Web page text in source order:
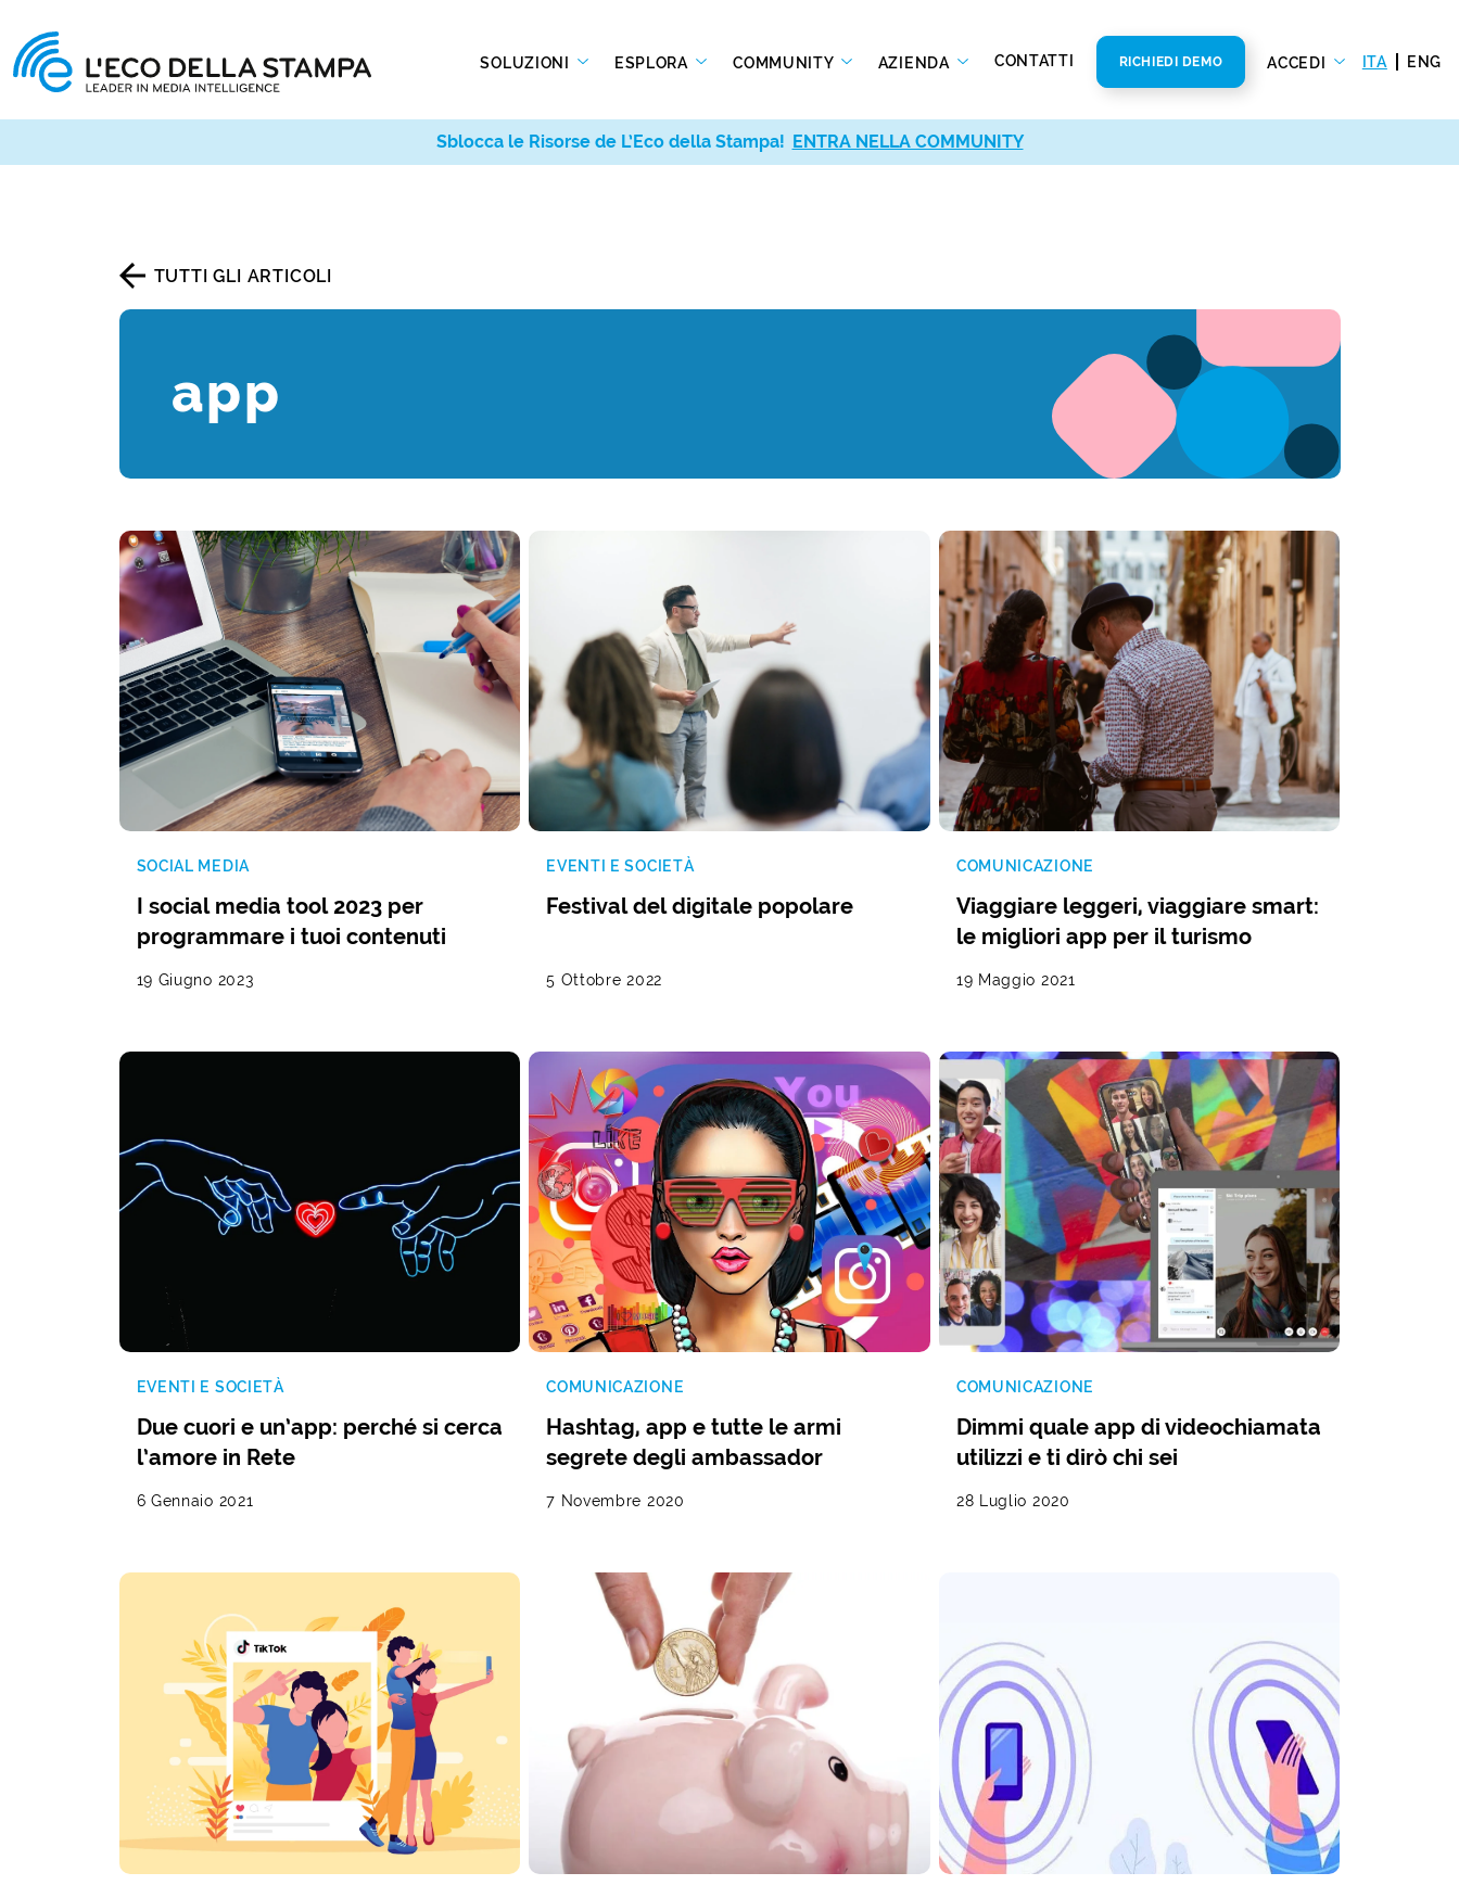
SOLUZIONI ESPLORA COMMUNITY AZIENDA CONTATTI RICHIEDI DEMO ACCEDI ITA ENG
TUTTI GLI ARTICOLI
app
SOCIAL MEDIA
I social media tool 2023 per
programmare i tuoi contenuti
19 Giugno 2023
EVENTI E SOCIETÀ
Festival del digitale popolare
5 Ottobre 2022
COMUNICAZIONE
Viaggiare leggeri, viaggiare smart:
le migliori app per il turismo
19 Maggio 2021
EVENTI E SOCIETÀ
Due cuori e un’app: perché si cerca
l’amore in Rete
6 Gennaio 2021
COMUNICAZIONE
Hashtag, app e tutte le armi
segrete degli ambassador
7 Novembre 2020
COMUNICAZIONE
Dimmi quale app di videochiamata
utilizzi e ti dirò chi sei
28 Luglio 2020
Sblocca le Risorse de L’Eco della Stampa! ENTRA NELLA COMMUNITY